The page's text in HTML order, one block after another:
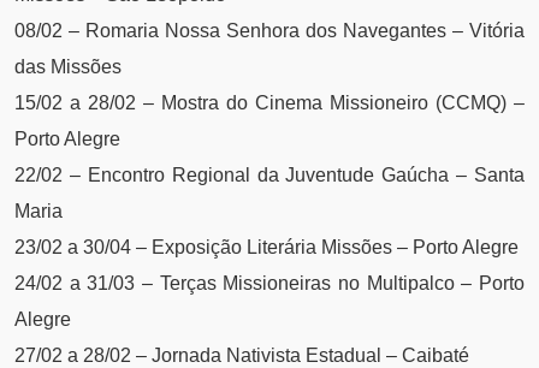
08/02 – Romaria Nossa Senhora dos Navegantes – Vitória
das Missões
15/02 a 28/02 – Mostra do Cinema Missioneiro (CCMQ) –
Porto Alegre
22/02 – Encontro Regional da Juventude Gaúcha – Santa
Maria
23/02 a 30/04 – Exposição Literária Missões – Porto Alegre
24/02 a 31/03 – Terças Missioneiras no Multipalco – Porto
Alegre
27/02 a 28/02 – Jornada Nativista Estadual – Caibaté